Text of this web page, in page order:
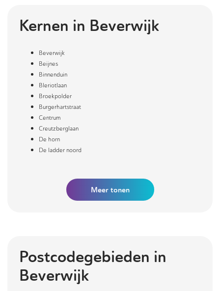
Kernen in Beverwijk
Beverwijk
Beijnes
Binnenduin
Bleriotlaan
Broekpolder
Burgerhartstraat
Centrum
Creutzberglaan
De horn
De ladder noord
Meertonen
Postcodegebieden in
Beverwijk